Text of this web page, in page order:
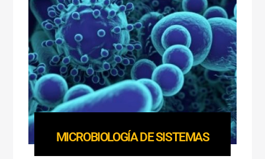
MICROBIOLOGÍA DE SISTEMAS